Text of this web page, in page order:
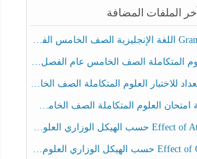
آخر الملفات المضافة
الصف الخامس عام الفصل الدراسي الثالث 2025-2026
العلوم المتكاملة الصف الخامس عام الفصل الثالث
المتكاملة الصف الخامس انسبير الفصل الثالث